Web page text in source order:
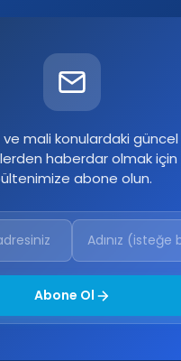
ve mali konulardaki güncel
haberdar olmak
abone olun.
Abone Ol